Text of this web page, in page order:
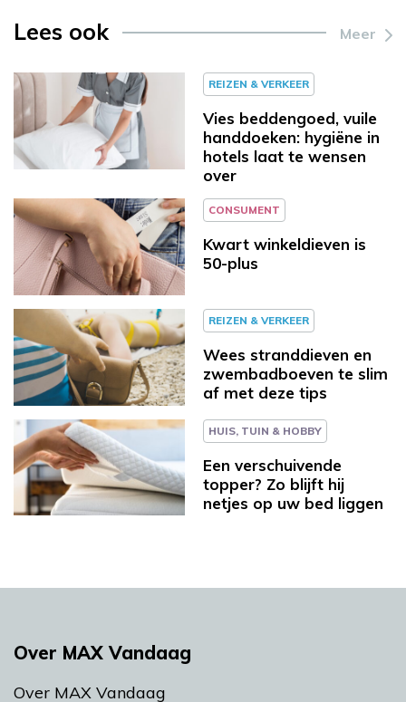
Lees ook Meer
REIZEN & VERKEER
Vies beddengoed, vuile
handdoeken: hygiëne in
hotels laat te wensen
over
CONSUMENT
Kwart winkeldieven is
50-plus
REIZEN & VERKEER
Wees stranddieven en
zwembadboeven te slim
af met deze tips
HUIS, TUIN & HOBBY
Een verschuivende
topper? Zo blijft hij
netjes op uw bed liggen
Over MAX Vandaag
Over MAX Vandaag